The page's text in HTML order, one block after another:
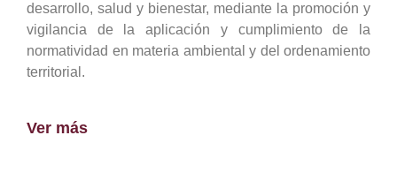
desarrollo, salud y bienestar, mediante la promoción y
vigilancia de la aplicación y cumplimiento de la
normatividad en materia ambiental y del ordenamiento
territorial.
Ver más